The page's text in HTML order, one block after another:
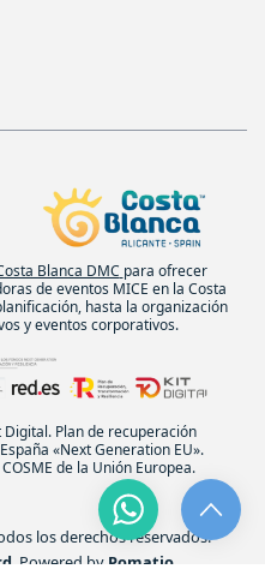
Blanca DMC para ofrecer
de eventos MICE en la Costa
hasta la organización
y eventos corporativos.
Plan de recuperación
«Next Generation EU».
de la Unión Europea.
los derechos reservados.
. Powered by Pomatio